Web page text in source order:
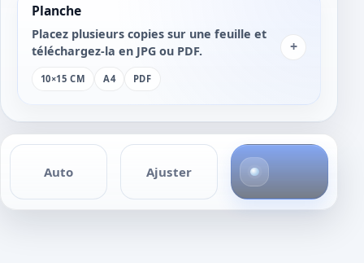
Planche
Placez plusieurs copies sur une feuille et
téléchargez-la en JPG ou PDF.
10×15 CM A4 PDF
+
Auto Ajuster
h
o